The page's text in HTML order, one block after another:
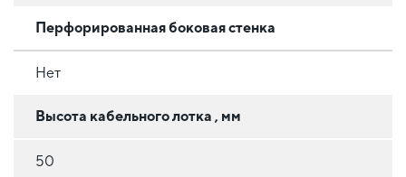
Перфорированная боковая стенка
Нет
Высота кабельного лотка , мм
50